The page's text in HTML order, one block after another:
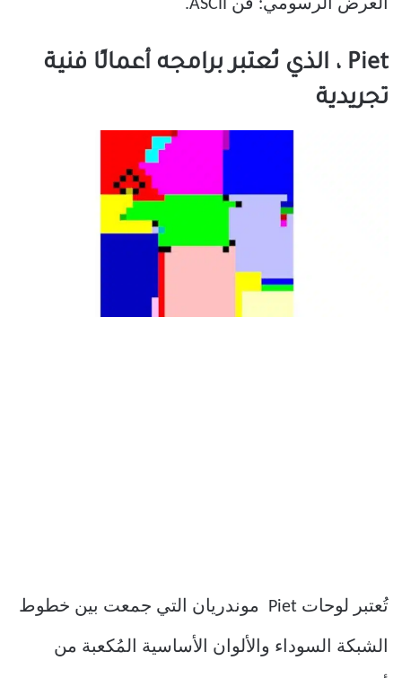
العرض الرسومي: فن ASCII.
Piet ، الذي تُعتبر برامجه أعمالًا فنية
تجريدية
تُعتبر لوحات Piet موندريان التي جمعت بين خطوط
الشبكة السوداء والألوان الأساسية المُكعبة من